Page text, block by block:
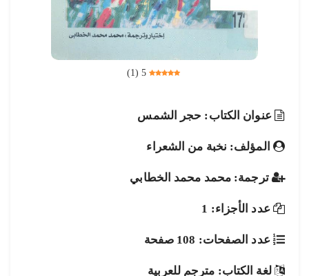
5
(
1
)
عنوان الكتاب: حجر الشمس
المؤلف: نخبة من الشعراء
ترجمة: محمد محمد الخطابي
عدد الأجزاء: 1
عدد الصفحات: 108 صفحة
لغة الكتاب: مترجم للعربية